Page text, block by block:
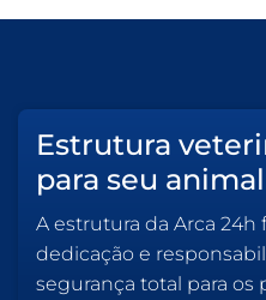
Estrutura
para seu animal
A estrutura da Arca
dedicação e
segurança total para os